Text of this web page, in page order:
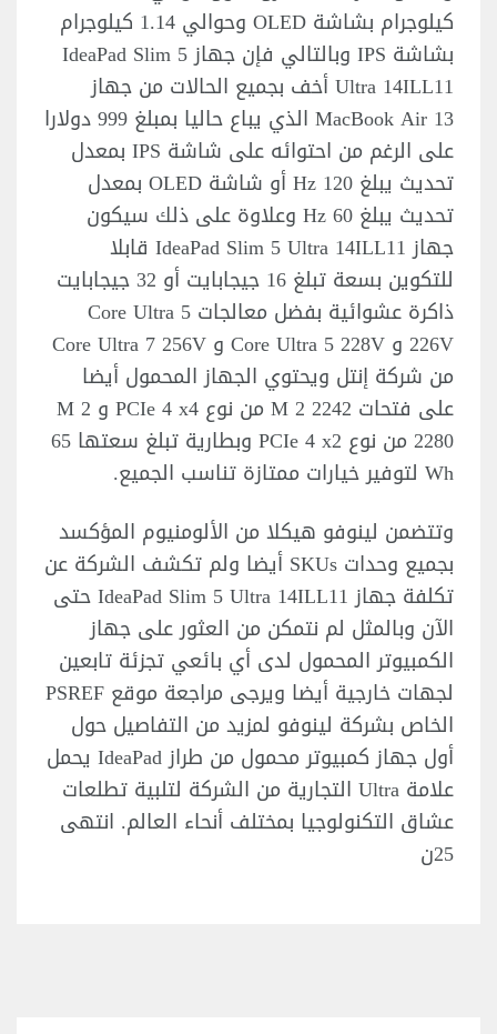
كيلوجرام بشاشة OLED وحوالي 1.14 كيلوجرام
بشاشة IPS وبالتالي فإن جهاز IdeaPad Slim 5
Ultra 14ILL11 أخف بجميع الحالات من جهاز
MacBook Air 13 الذي يباع حاليا بمبلغ 999 دولارا
على الرغم من احتوائه على شاشة IPS بمعدل
تحديث يبلغ 120 Hz أو شاشة OLED بمعدل
تحديث يبلغ 60 Hz وعلاوة على ذلك سيكون
جهاز IdeaPad Slim 5 Ultra 14ILL11 قابلا
للتكوين بسعة تبلغ 16 جيجابايت أو 32 جيجابايت
ذاكرة عشوائية بفضل معالجات Core Ultra 5
226V و Core Ultra 5 228V و Core Ultra 7 256V
من شركة إنتل ويحتوي الجهاز المحمول أيضا
على فتحات M 2 2242 من نوع PCIe 4 x4 و M 2
2280 من نوع PCIe 4 x2 وبطارية تبلغ سعتها 65
Wh لتوفير خيارات ممتازة تناسب الجميع.
وتتضمن لينوفو هيكلا من الألومنيوم المؤكسد
بجميع وحدات SKUs أيضا ولم تكشف الشركة عن
تكلفة جهاز IdeaPad Slim 5 Ultra 14ILL11 حتى
الآن وبالمثل لم نتمكن من العثور على جهاز
الكمبيوتر المحمول لدى أي بائعي تجزئة تابعين
لجهات خارجية أيضا ويرجى مراجعة موقع PSREF
الخاص بشركة لينوفو لمزيد من التفاصيل حول
أول جهاز كمبيوتر محمول من طراز IdeaPad يحمل
علامة Ultra التجارية من الشركة لتلبية تطلعات
عشاق التكنولوجيا بمختلف أنحاء العالم. انتهى
25ن